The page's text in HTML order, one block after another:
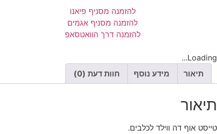
להזמנה מסניף פיאנו
להזמנה מסניף אגמים
להזמנה דרך הוואטסאפ
Loading...
תיאור
מידע נוסף חוות דעת (0)
תיאור
טייסט אוף דה ווילד לכלבים.